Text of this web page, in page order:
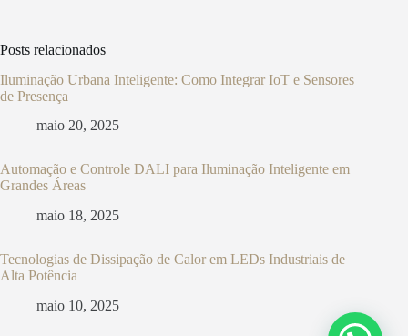
Posts relacionados
Iluminação Urbana Inteligente: Como Integrar IoT e Sensores
de Presença
maio 20, 2025
Automação e Controle DALI para Iluminação Inteligente em
Grandes Áreas
maio 18, 2025
Tecnologias de Dissipação de Calor em LEDs Industriais de
Alta Potência
maio 10, 2025